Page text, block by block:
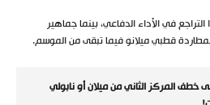
في الأداء الدفاعي، بينما جماهير
قطبي ميلانو فيما تبقى من الموسم.
المركز الثاني من ميلان أو نابولي